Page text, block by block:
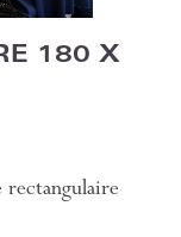
180 X
rectangulaire